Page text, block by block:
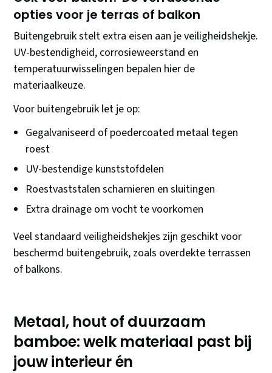
opties voor je terras of balkon
Buitengebruik stelt extra eisen aan je veiligheidshekje.
UV-bestendigheid, corrosieweerstand en
temperatuurwisselingen bepalen hier de
materiaalkeuze.
Voor buitengebruik let je op:
Gegalvaniseerd of poedercoated metaal tegen
roest
UV-bestendige kunststofdelen
Roestvaststalen scharnieren en sluitingen
Extra drainage om vocht te voorkomen
Veel standaard veiligheidshekjes zijn geschikt voor
beschermd buitengebruik, zoals overdekte terrassen
of balkons.
Metaal, hout of duurzaam
bamboe: welk materiaal past bij
jouw interieur én